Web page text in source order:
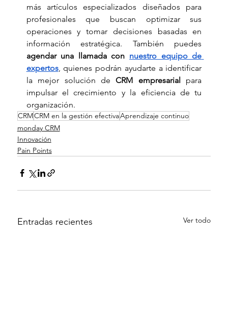
más artículos especializados diseñados para
profesionales que buscan optimizar sus
operaciones y tomar decisiones basadas en
agendar una llamada con nuestro equipo de
expertos, quienes podrán ayudarte a identificar
la mejor solución de CRM empresarial para
impulsar el crecimiento y la eficiencia de tu
organización.
CRMCRM en la gestión efectivaAprendizaje continuo
monday CRM
Innovación
Pain Points
Entradas recientes Ver todo